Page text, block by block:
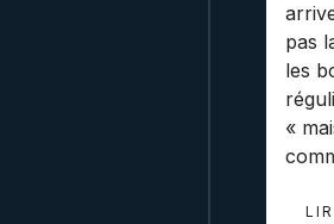
pas
les
«